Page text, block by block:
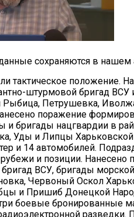
сохраняются в нашем
тактическое положение.
штурмовой бригад ВСУ
Рыбица, Петрушевка,
поражение
и бригады нацгвардии в
Уды и Липцы
и 14 автомобилей.
и позиции.
ВСУ, бригады
Червоный Оскол
и Пришиб Донецкой
боевые бронированные
разведки.